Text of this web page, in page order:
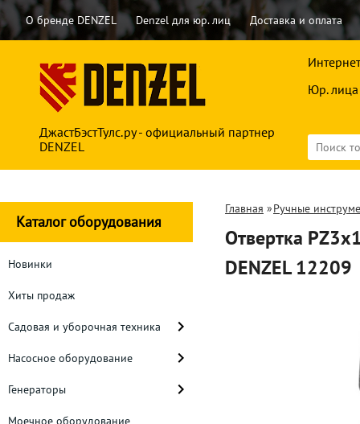
О бренде DENZEL Denzel для юр. лиц Доставка и оплата
ДжастБэстТулс.ру - официальный партнер
DENZEL
Юр. лица
Каталог оборудования
Новинки
Хиты продаж
Садовая и уборочная техника
Насосное оборудование
Генераторы
Моечное оборудование
Главная »Ручные
Отвертка
DENZEL 12209